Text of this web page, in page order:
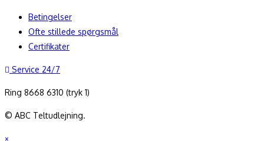
Betingelser
Ofte stillede spørgsmål
Certifikater
Service 24/7
Ring 8668 6310 (tryk 1)
© ABC Teltudlejning.
×